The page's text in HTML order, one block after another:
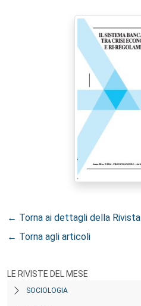
← Torna ai dettagli della Rivista
← Torna agli articoli
LE RIVISTE DEL MESE
SOCIOLOGIA